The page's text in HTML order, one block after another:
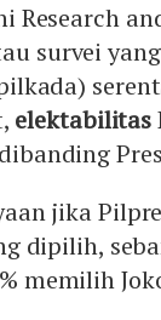
survei
elektabilitas
jika
dipilih,
memilih